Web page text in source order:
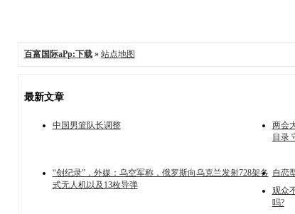
百富国际aPp:下载» 站点地图
最新文章
中国男篮队长调整
两会
目录
“创纪录”，外媒：乌空军称，俄罗斯向乌克兰发射728架各
式无人机以及13枚导弹
自恋
观众
吗?